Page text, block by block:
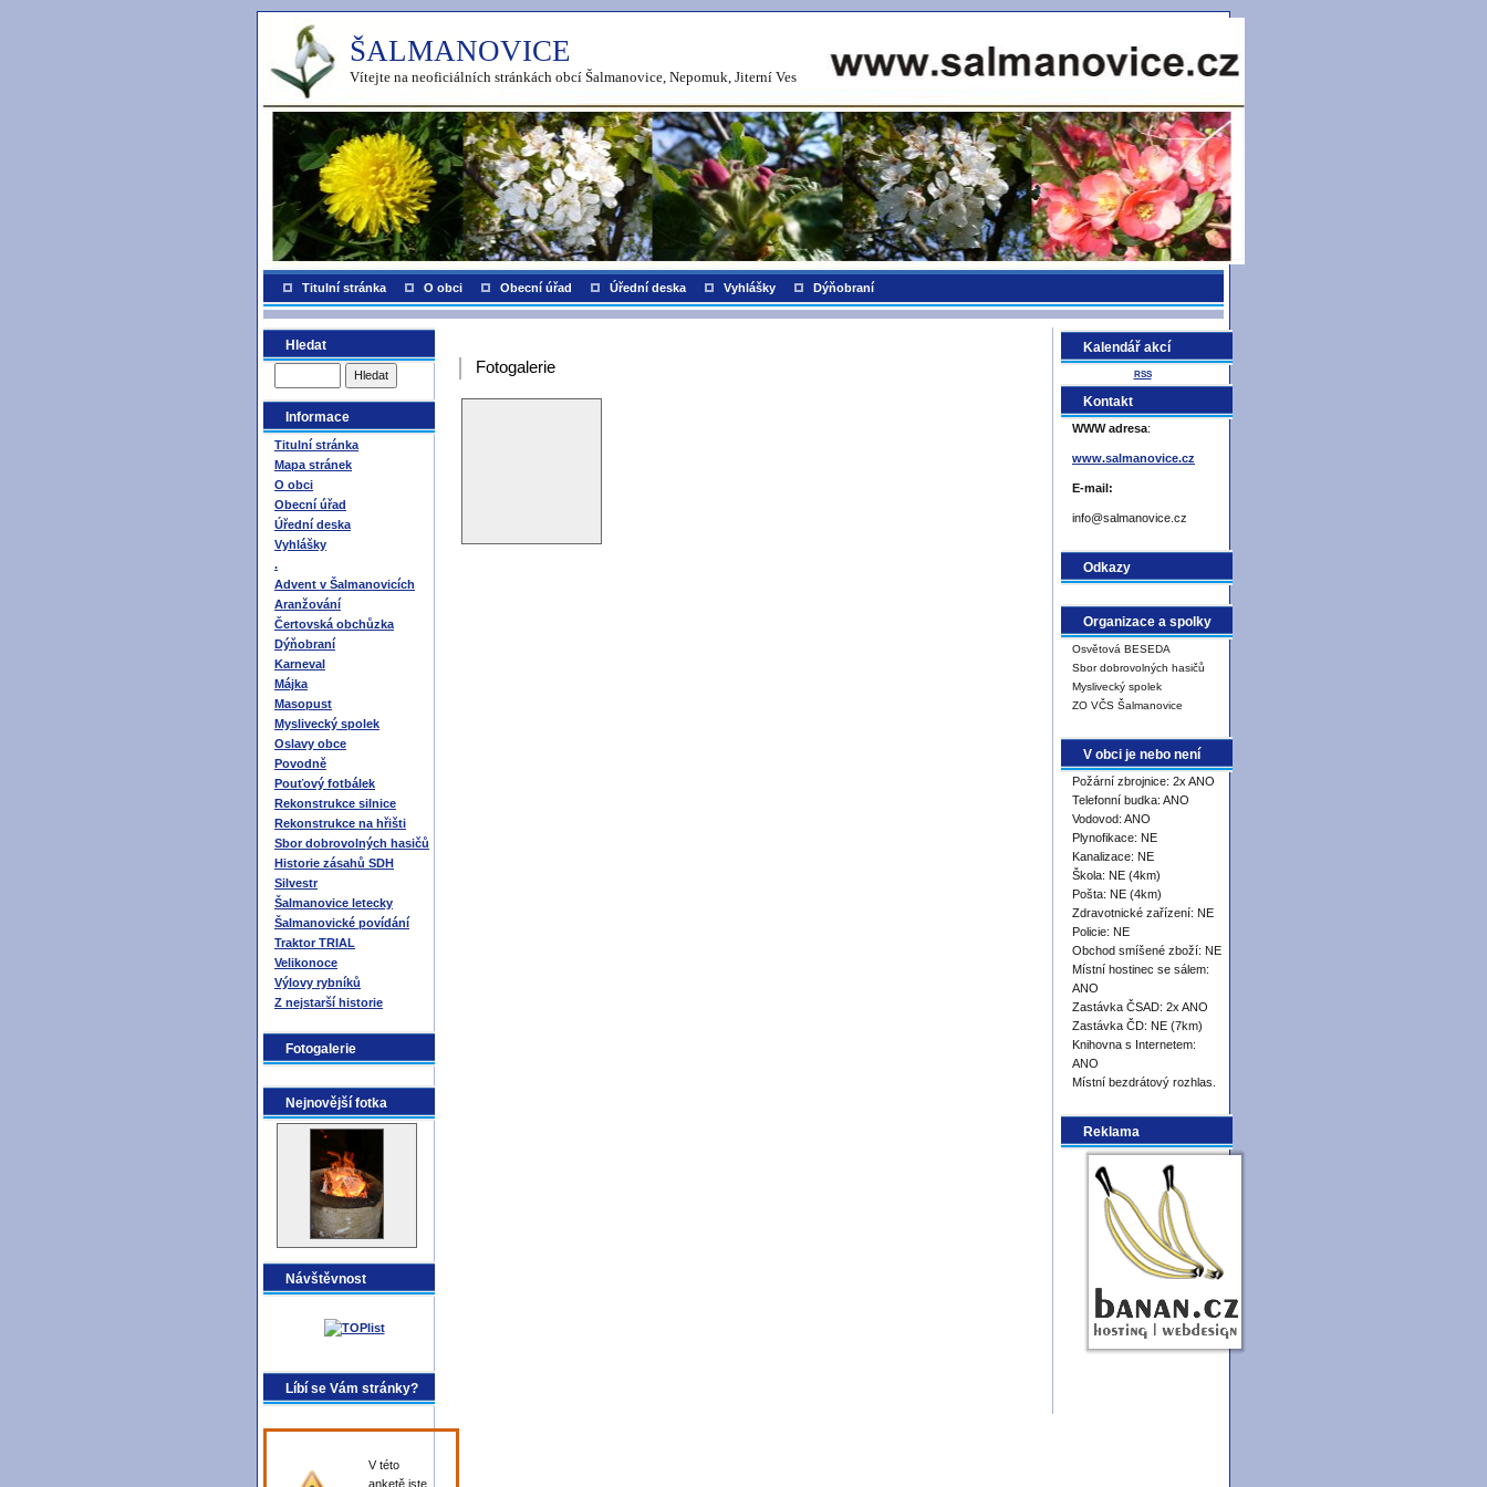
ŠALMANOVICE
Vítejte na neoficiálních stránkách obcí Šalmanovice, Nepomuk, Jiterní Ves
Titulní stránka O obci Obecní úřad Úřední deska Vyhlášky Dýňobraní
Hledat
Informace
Titulní stránka
Mapa stránek
O obci
Obecní úřad
Úřední deska
Vyhlášky
.
Advent v Šalmanovicích
Aranžování
Čertovská obchůzka
Dýňobraní
Karneval
Májka
Masopust
Myslivecký spolek
Oslavy obce
Povodně
Pouťový fotbálek
Rekonstrukce silnice
Rekonstrukce na hřišti
Sbor dobrovolných hasičů
Historie zásahů SDH
Silvestr
Šalmanovice letecky
Šalmanovické povídání
Traktor TRIAL
Velikonoce
Výlovy rybníků
Z nejstarší historie
Fotogalerie
Nejnovější fotka
Návštěvnost
Líbí se Vám stránky?
V této
anketě jste
Kalendář akcí
RSS
Kontakt
WWW adresa:
www.salmanovice.cz
E-mail:
info@salmanovice.cz
Odkazy
Organizace a spolky
Osvětová BESEDA
Sbor dobrovolných hasičů
Myslivecký spolek
ZO VČS Šalmanovice
V obci je nebo není
Požární zbrojnice: 2x ANO
Telefonní budka: ANO
Vodovod: ANO
Plynofikace: NE
Kanalizace: NE
Škola: NE (4km)
Pošta: NE (4km)
Zdravotnické zařízení: NE
Policie: NE
Obchod smíšené zboží: NE
Místní hostinec se sálem:
ANO
Zastávka ČSAD: 2x ANO
Zastávka ČD: NE (7km)
Knihovna s Internetem:
ANO
Místní bezdrátový rozhlas.
Reklama
Fotogalerie